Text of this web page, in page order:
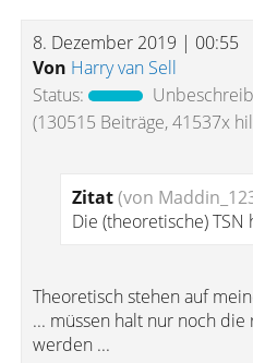
8. Dezember 2019 | 00:55
Von Harry van Sell
Status:
(130515 Beiträge, 41537x
Zitat(von
Die (theoretische)
Theoretisch stehen auf
... müssen halt nur noch
werden ...